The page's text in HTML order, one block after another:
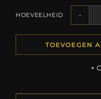
HOEVEELHEID -
TOEVOEGEN
+